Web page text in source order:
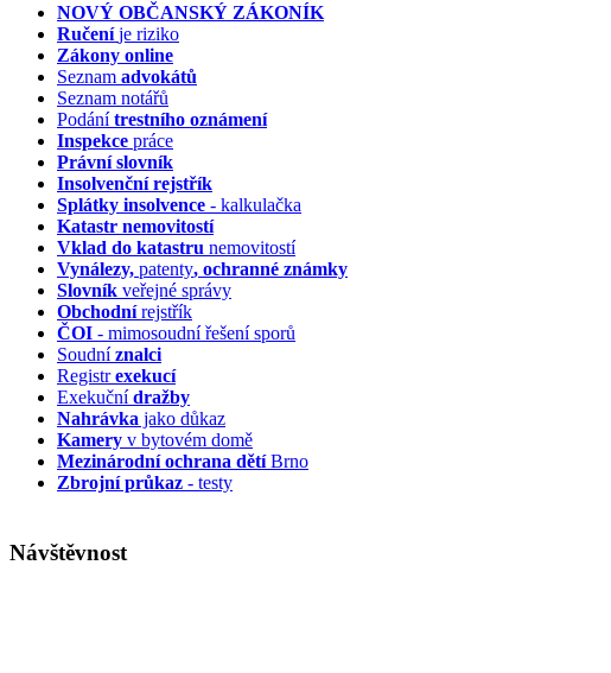
NOVÝ OBČANSKÝ ZÁKONÍK
Ručeníje riziko
Zákony online
Seznam advokátů
Seznam notářů
Podánítrestního oznámení
Inspekce práce
Právní slovník
Insolvenčnírejstřík
Splátky insolvence - kalkulačka
Katastr nemovitostí
Vklad do katastru nemovitostí
Vynálezy, patenty, ochranné známky
Slovník veřejné správy
Obchodnírejstřík
ČOI - mimosoudní řešení sporů
Soudníznalci
Registrexekucí
Exekučnídražby
Nahrávka jako důkaz
Kamery v bytovém domě
Mezinárodní ochrana dětíBrno
Zbrojní průkaz - testy
Návštěvnost